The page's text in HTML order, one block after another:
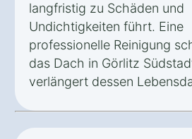
langfristig zu Schäden und
Undichtigkeiten führt. Eine
professionelle Reinigung
das Dach in Görlitz
verlängert dessen